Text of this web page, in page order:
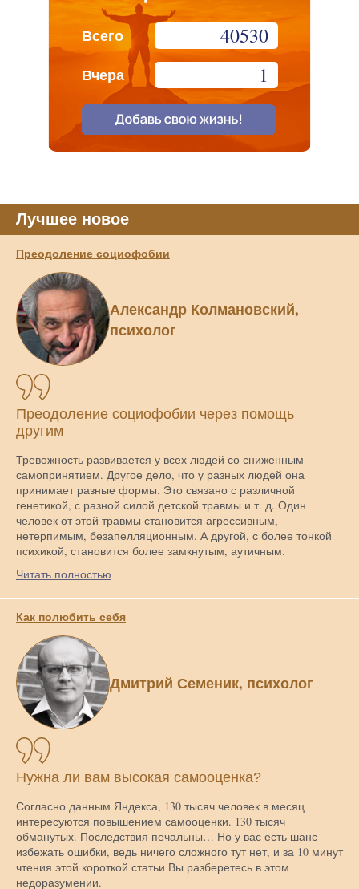
Всего 40530
Вчера 1
Лучшее новое
Преодоление социофобии
Александр Колмановский,
психолог
Преодоление социофобии через помощь
другим
Тревожность развивается у всех людей со сниженным
самопринятием. Другое дело, что у разных людей она
принимает разные формы. Это связано с различной
генетикой, с разной силой детской травмы и т. д. Один
человек от этой травмы становится агрессивным,
нетерпимым, безапелляционным. А другой, с более тонкой
психикой, становится более замкнутым, аутичным.
Читать полностью
Как полюбить себя
Дмитрий Семеник, психолог
Нужна ли вам высокая самооценка?
Согласно данным Яндекса, 130 тысяч человек в месяц
интересуются повышением самооценки. 130 тысяч
обманутых. Последствия печальны… Но у вас есть шанс
избежать ошибки, ведь ничего сложного тут нет, и за 10 минут
чтения этой короткой статьи Вы разберетесь в этом
недоразумении.